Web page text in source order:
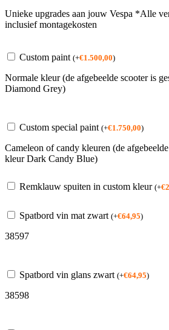
Unieke upgrades aan jouw Vespa *Alle
inclusief montagekosten
Custom paint (+€1.500,00)
Normale kleur (de afgebeelde scooter is
Diamond Grey)
Custom special paint (+€1.750,00)
Cameleon of candy kleuren (de
kleur Dark Candy Blue)
Remklauw spuiten in custom kleur (+€
Spatbord vin mat zwart (+€64,95)
38597
Spatbord vin glans zwart (+€64,95)
38598